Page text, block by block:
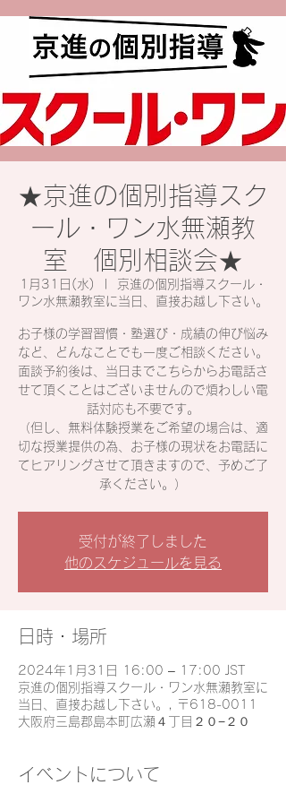
★京進の個別指導スク
ール・ワン水無瀬教
室 個別相談会★
1月31日(水)
京進の個別指導スクール・
ワン水無瀬教室に当日、直接お越し下さい。
お子様の学習習慣・塾選び・成績の伸び悩み
など、どんなことでも一度ご相談ください。
面談予約後は、当日までこちらからお電話さ
せて頂くことはございませんので煩わしい電
話対応も不要です。
（但し、無料体験授業をご希望の場合は、適
切な授業提供の為、お子様の現状をお電話に
てヒアリングさせて頂きますので、予めご了
承ください。）
受付が終了しました
他のスケジュールを見る
日時・場所
2024年1月31日 16:00 – 17:00 JST
京進の個別指導スクール・ワン水無瀬教室に
当日、直接お越し下さい。, 〒618-0011
大阪府三島郡島本町広瀬４丁目２０−２０
イベントについて